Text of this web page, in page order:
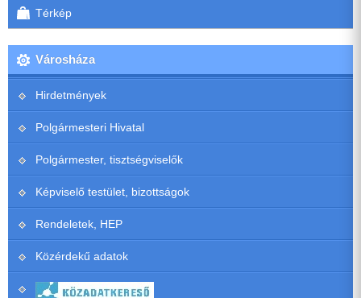
Térkép
Városháza
Hirdetmények
Polgármesteri Hivatal
Polgármester, tisztségviselők
Képviselő testület, bizottságok
Rendeletek, HEP
Közérdekű adatok